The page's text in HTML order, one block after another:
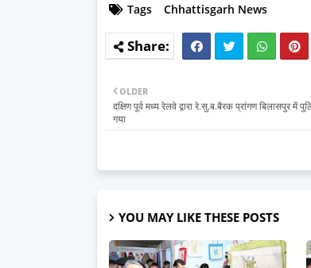
Tags Chhattisgarh News
OLDER
दक्षिण पूर्व मध्य रेलवे द्वारा रे.सु.ब.बैरक प्रांगण बिलासपुर में
गया
YOU MAY LIKE THESE POSTS